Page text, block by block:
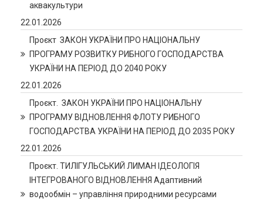
аквакультури
22.01.2026
Проєкт ЗАКОН УКРАЇНИ ПРО НАЦІОНАЛЬНУ
ПРОГРАМУ РОЗВИТКУ РИБНОГО ГОСПОДАРСТВА
УКРАЇНИ НА ПЕРІОД ДО 2040 РОКУ
22.01.2026
Проєкт. ЗАКОН УКРАЇНИ ПРО НАЦІОНАЛЬНУ
ПРОГРАМУ ВІДНОВЛЕННЯ ФЛОТУ РИБНОГО
ГОСПОДАРСТВА УКРАЇНИ НА ПЕРІОД ДО 2035 РОКУ
22.01.2026
Проєкт. ТИЛІГУЛЬСЬКИЙ ЛИМАН ІДЕОЛОГІЯ
ІНТЕГРОВАНОГО ВІДНОВЛЕННЯ Адаптивний
водообмін – управління природними ресурсами